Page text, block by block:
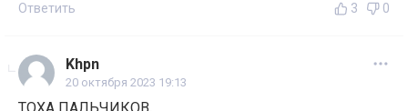
Ответить 3 0
Khpn
20 октября 2023 19:13